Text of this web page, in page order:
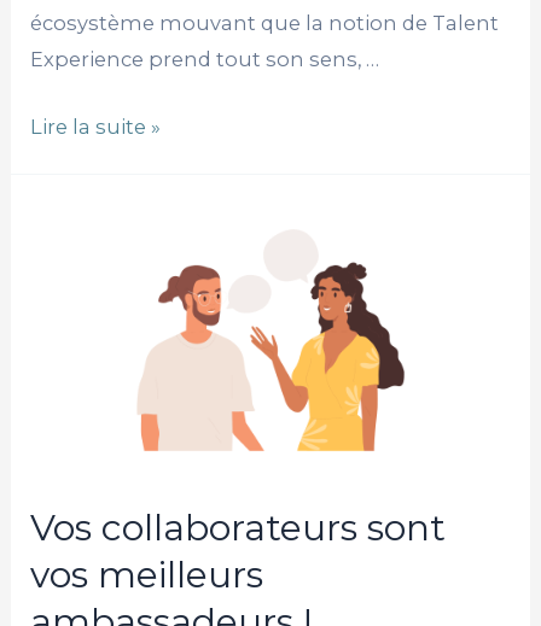
écosystème mouvant que la notion de Talent
Experience prend tout son sens, …
Lire la suite »
Vos collaborateurs sont
vos meilleurs